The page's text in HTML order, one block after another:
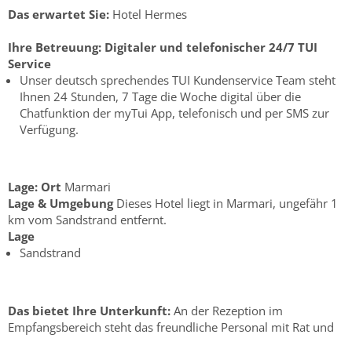
Das erwartet Sie: Hotel Hermes
Ihre Betreuung: Digitaler und telefonischer 24/7 TUI
Service
Unser deutsch sprechendes TUI Kundenservice Team steht
Ihnen 24 Stunden, 7 Tage die Woche digital über die
Chatfunktion der myTui App, telefonisch und per SMS zur
Verfügung.
Lage: Ort Marmari
Lage & UmgebungDieses Hotel liegt in Marmari, ungefähr 1
km vom Sandstrand entfernt.
Lage
Sandstrand
Das bietet Ihre Unterkunft: An der Rezeption im
Empfangsbereich steht das freundliche Personal mit Rat und